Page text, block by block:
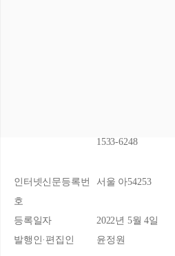
1533-6248
인터넷신문등록번
호
서울 아54253
등록일자
2022년 5월 4일
발행인·편집인
윤정원